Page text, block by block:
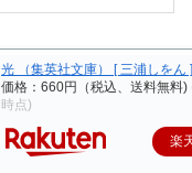
光 （集英社文庫） [ 三浦しをん ]
価格：660円（税込、送料無料)
時点)
楽